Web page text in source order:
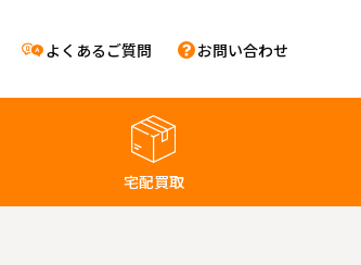
よくあるご質問 お問い合わせ
宅配買取